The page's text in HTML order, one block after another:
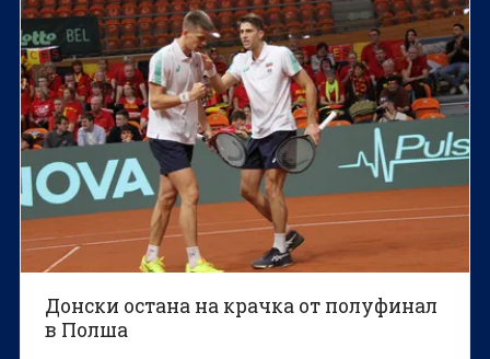
Донски остана на крачка от полуфинал
в Полша